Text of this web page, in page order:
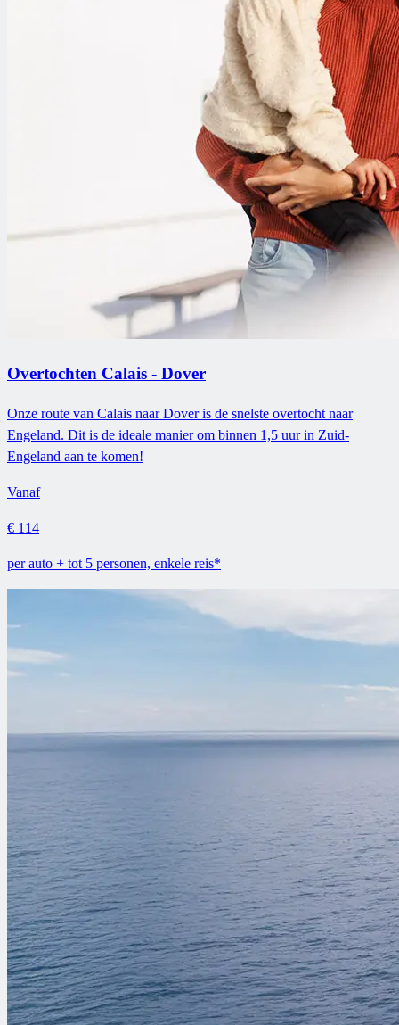
Overtochten Calais - Dover
Onze route van Calais naar Dover is de snelste overtocht naar
Engeland. Dit is de ideale manier om binnen 1,5 uur in Zuid-
Engeland aan te komen!
Vanaf
€ 114
per auto + tot 5 personen, enkele reis*